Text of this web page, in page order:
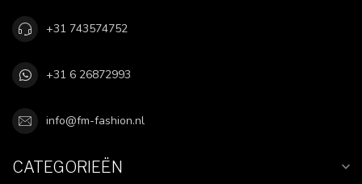
+31 743574752
+31 6 26872993
info@fm-fashion.nl
CATEGORIEËN